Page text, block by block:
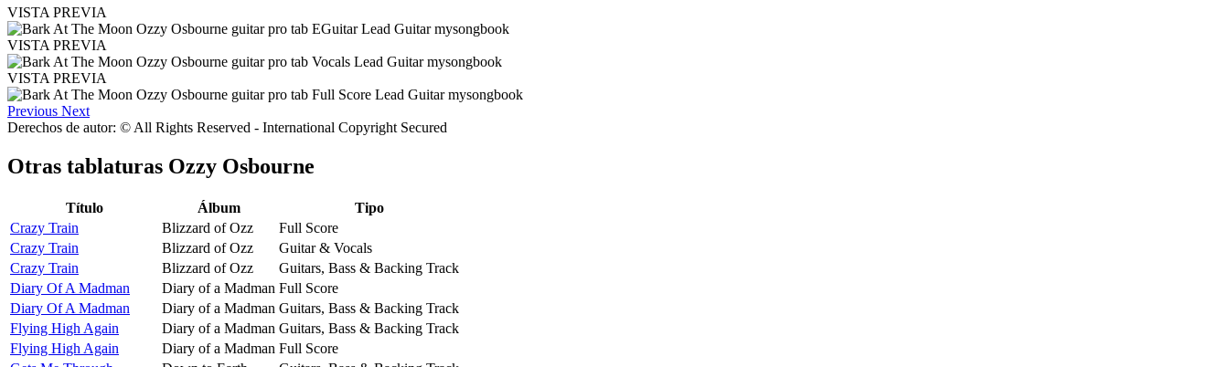
VISTA PREVIA
VISTA PREVIA
VISTA PREVIA
Previous Next
Derechos de autor: © All Rights Reserved - International Copyright Secured
Otras tablaturas Ozzy Osbourne
Título Álbum
Tipo
Crazy Train
Blizzard of Ozz
Full Score
Crazy Train
Blizzard of Ozz
Guitar & Vocals
Crazy Train
Blizzard of Ozz
Guitars, Bass & Backing Track
Diary Of A Madman
Diary of a Madman Full Score
Diary Of A Madman
Diary of a Madman Guitars, Bass & Backing Track
Flying High Again
Diary of a Madman Guitars, Bass & Backing Track
Flying High Again
Diary of a Madman Full Score